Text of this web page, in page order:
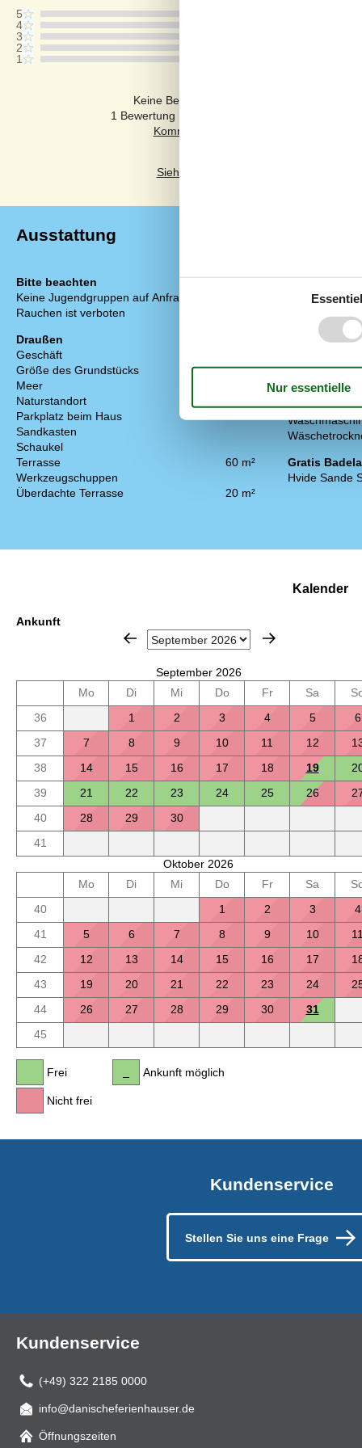
5
4
3
2
1
Keine Bewertungen haben Kommentare auf
1 Bewertung hat einen Kommentar in einer
Siehe stattdessen 39 externe
Ausstattung
Bitte beachten
Keine Jugendgruppen auf Anfrage
Rauchen ist verboten
Draußen
Geschäft
Größe des Grundstücks
2000 m²
Meer
Naturstandort
Parkplatz beim Haus
Sandkasten
Schaukel
Terrasse
60 m²
Werkzeugschuppen
Überdachte Terrasse
20 m²
Einrichtung
Anzahl
Baujahr
Bebaute Fläche
Hochstuhl
Holzofen
Gratis
Hvide Sande
Kalender
Ankunft
September 2026
Mo
Di Mi Do Fr Sa
36
1 2 3 4 5
6
37
7 8 9 10 11 12
38
14 15 16 17 18 19
39
21 22 23 24 25 26
40
28 29
30
41
Oktober 2026
Mo
Di Mi Do Fr Sa
40
1 2 3
4
41
5 6 7 8 9 10
11
42
12 13 14 15 16 17
43
19 20 21 22 23 24
44
26 27 28 29 30
31
45
Frei
Nicht frei
Ankunft möglich
Kundenservice
Stellen Sie uns eine Frage
Kundenservice
(+49) 322 2185 0000
Mail
info@danischeferienhauser.de
Öffnungszeiten